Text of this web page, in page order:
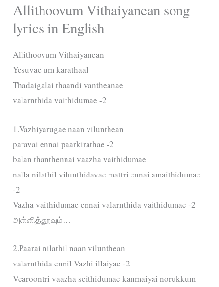
Allithoovum Vithaiyanean song
lyrics in English
Allithoovum Vithaiyanean
Yesuvae um karathaal
Thadaigalai thaandi vantheanae
valarnthida vaithidumae -2
1.Vazhiyarugae naan vilunthean
paravai ennai paarkirathae -2
balan thanthennai vaazha vaithidumae
nalla nilathil vilunthidavae mattri ennai amaithidumae
-2
Vazha vaithidumae ennai valarnthida vaithidumae -2 –
அள்ளித்தூவும்…
2.Paarai nilathil naan vilunthean
valarnthida ennil Vazhi illaiyae -2
Vearoontri vaazha seithidumae kanmaiyai norukkum